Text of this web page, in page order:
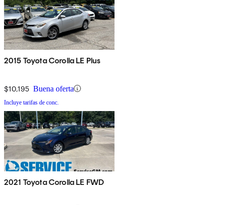
2015 Toyota Corolla LE Plus
$10,195 Buena oferta
Incluye tarifas de conc.
2021 Toyota Corolla LE FWD